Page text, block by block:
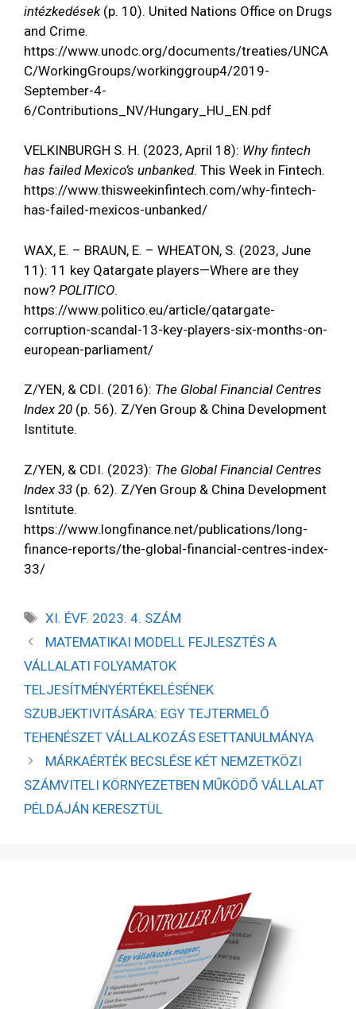
intézkedések(p. 10). United Nations Office on Drugs
and Crime.
https://www.unodc.org/documents/treaties/UNCA
C/WorkingGroups/workinggroup4/2019-
September-4-
6/Contributions_NV/Hungary_HU_EN.pdf
VELKINBURGH S. H. (2023, April 18): Why fintech
has failed Mexico’s unbanked. This Week in Fintech.
https://www.thisweekinfintech.com/why-fintech-
has-failed-mexicos-unbanked/
WAX, E. – BRAUN, E. – WHEATON, S. (2023, June
11): 11 key Qatargate players—Where are they
now? POLITICO.
https://www.politico.eu/article/qatargate-
corruption-scandal-13-key-players-six-months-on-
european-parliament/
Z/YEN, & CDI. (2016): The Global Financial Centres
Index 20 (p. 56). Z/Yen Group & China Development
Isntitute.
Z/YEN, & CDI. (2023): The Global Financial Centres
Index 33 (p. 62). Z/Yen Group & China Development
Isntitute.
https://www.longfinance.net/publications/long-
finance-reports/the-global-financial-centres-index-
33/
XI. ÉVF. 2023. 4. SZÁM
MATEMATIKAI MODELL FEJLESZTÉS A
VÁLLALATI FOLYAMATOK
TELJESÍTMÉNYÉRTÉKELÉSÉNEK
SZUBJEKTIVITÁSÁRA: EGY TEJTERMELŐ
TEHENÉSZET VÁLLALKOZÁS ESETTANULMÁNYA
MÁRKAÉRTÉK BECSLÉSE KÉT NEMZETKÖZI
SZÁMVITELI KÖRNYEZETBEN MŰKÖDŐ VÁLLALAT
PÉLDÁJÁN KERESZTÜL